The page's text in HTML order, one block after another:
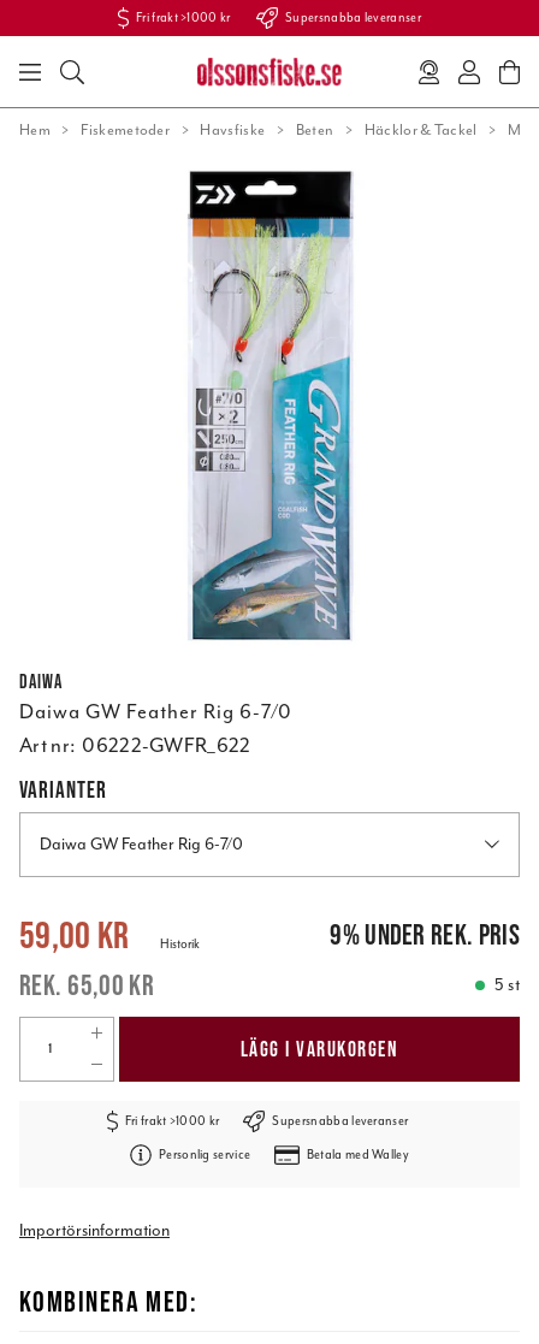
Fri frakt >1000 kr Supersnabba leveranser
Hem Fiskemetoder Havsfiske Beten Häcklor & Tackel
Daiwa
Daiwa GW Feather Rig 6-7/0
Art nr: 06222-GWFR_622
VARIANTER
Daiwa GW Feather Rig 6-7/0
Nuvarande pris: 65,00 kr
59,00 kr
65,00 kr
Historik 9%under rek. pris
5 st
LÄGG I VARUKORGEN
Fri frakt >1000 kr Supersnabba leveranser
Personlig service Betala med Walley
Importörsinformation
KOMBINERA MED: